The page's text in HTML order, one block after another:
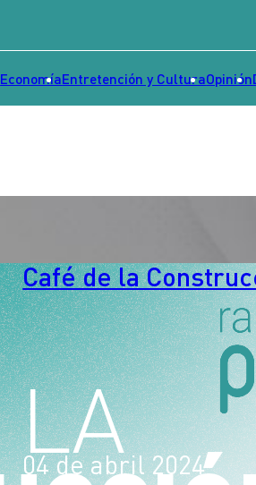
EconomíaEntretención y CulturaOpinión
Café de la
04 de abril 2024